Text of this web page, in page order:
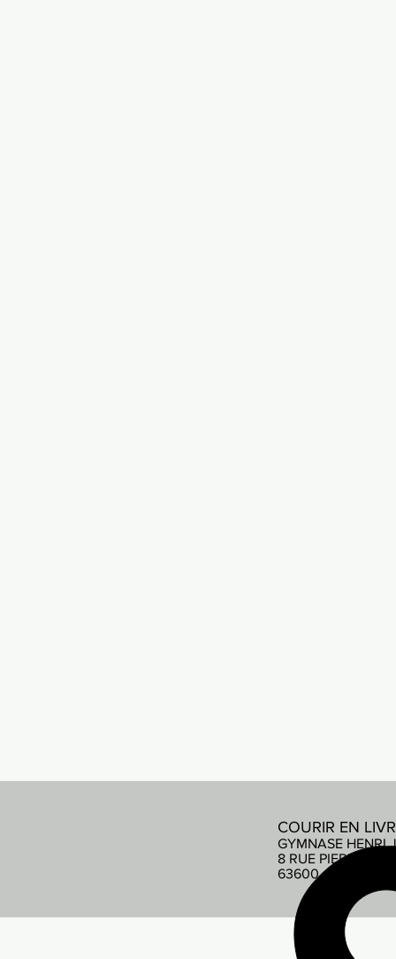
COURIR EN
GYMNASE HENRI
8 RUE PIERRE DE
63600 AMBERT